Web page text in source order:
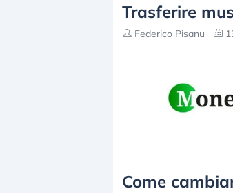
Trasferire
Federico Pisanu
Come